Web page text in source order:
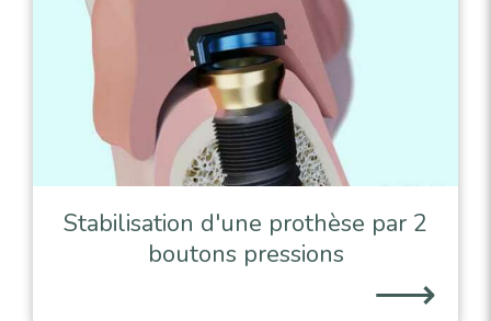
Stabilisation d'une prothèse par 2
boutons pressions
⟶